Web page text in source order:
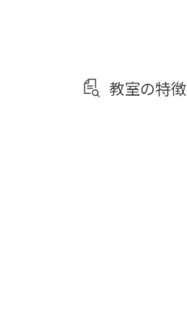
教室の特徴